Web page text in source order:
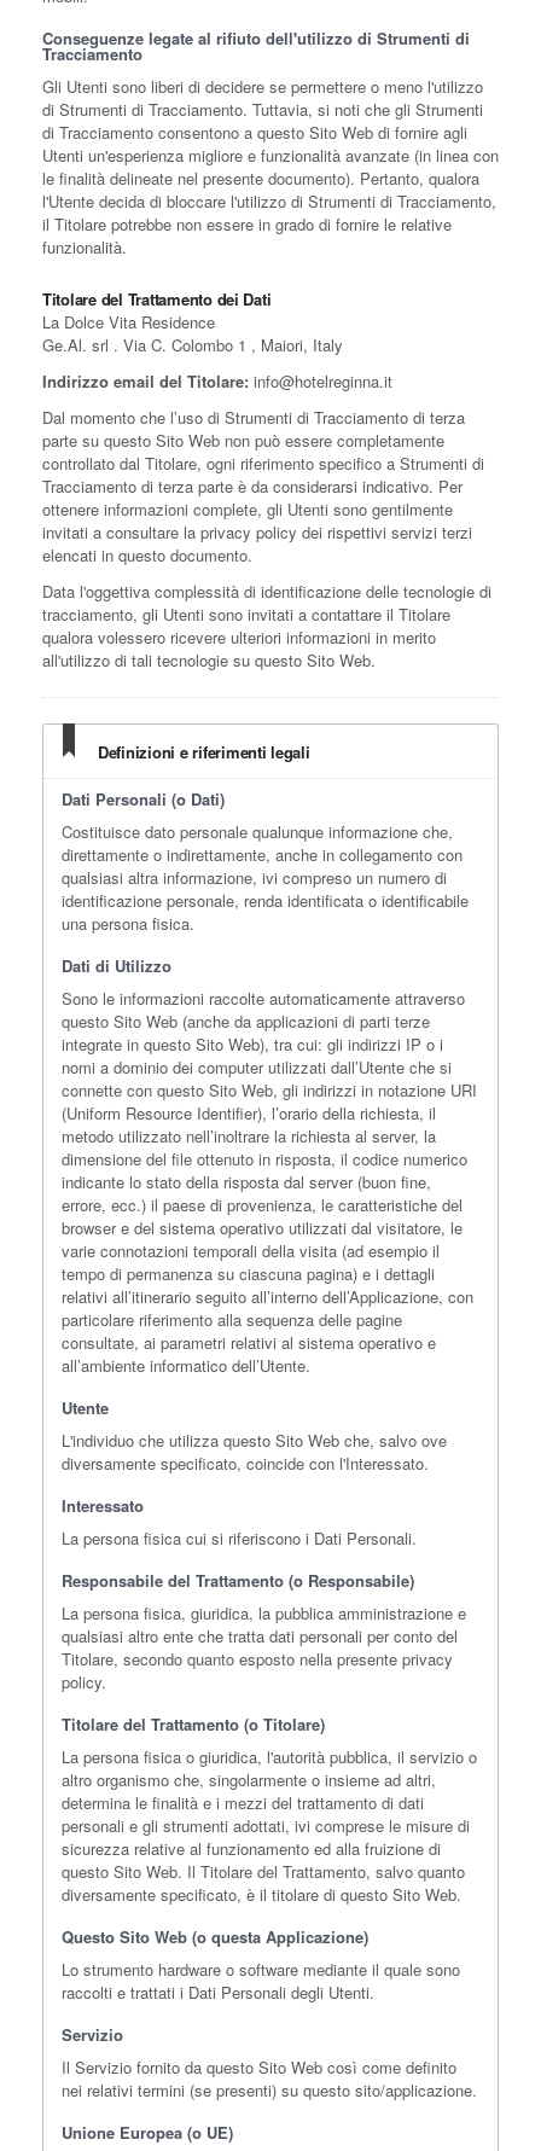
Conseguenze legate al rifiuto dell'utilizzo di Strumenti di
Tracciamento
Gli Utenti sono liberi di decidere se permettere o meno l'utilizzo
di Strumenti di Tracciamento. Tuttavia, si noti che gli Strumenti
di Tracciamento consentono a questo Sito Web di fornire agli
Utenti un'esperienza migliore e funzionalità avanzate (in linea con
le finalità delineate nel presente documento). Pertanto, qualora
l'Utente decida di bloccare l'utilizzo di Strumenti di Tracciamento,
il Titolare potrebbe non essere in grado di fornire le relative
funzionalità.
Titolare del Trattamento dei Dati
La Dolce Vita Residence
Ge.Al. srl . Via C. Colombo 1 , Maiori, Italy
Indirizzo email del Titolare: info@hotelreginna.it
Dal momento che l’uso di Strumenti di Tracciamento di terza
parte su questo Sito Web non può essere completamente
controllato dal Titolare, ogni riferimento specifico a Strumenti di
Tracciamento di terza parte è da considerarsi indicativo. Per
ottenere informazioni complete, gli Utenti sono gentilmente
invitati a consultare la privacy policy dei rispettivi servizi terzi
elencati in questo documento.
Data l'oggettiva complessità di identificazione delle tecnologie di
tracciamento, gli Utenti sono invitati a contattare il Titolare
qualora volessero ricevere ulteriori informazioni in merito
all'utilizzo di tali tecnologie su questo Sito Web.
Definizioni e riferimenti legali
Dati Personali (o Dati)
Costituisce dato personale qualunque informazione che,
direttamente o indirettamente, anche in collegamento con
qualsiasi altra informazione, ivi compreso un numero di
identificazione personale, renda identificata o identificabile
una persona fisica.
Dati di Utilizzo
Sono le informazioni raccolte automaticamente attraverso
questo Sito Web (anche da applicazioni di parti terze
integrate in questo Sito Web), tra cui: gli indirizzi IP o i
nomi a dominio dei computer utilizzati dall’Utente che si
connette con questo Sito Web, gli indirizzi in notazione URI
(Uniform Resource Identifier), l’orario della richiesta, il
metodo utilizzato nell’inoltrare la richiesta al server, la
dimensione del file ottenuto in risposta, il codice numerico
indicante lo stato della risposta dal server (buon fine,
errore, ecc.) il paese di provenienza, le caratteristiche del
browser e del sistema operativo utilizzati dal visitatore, le
varie connotazioni temporali della visita (ad esempio il
tempo di permanenza su ciascuna pagina) e i dettagli
relativi all’itinerario seguito all’interno dell’Applicazione, con
particolare riferimento alla sequenza delle pagine
consultate, ai parametri relativi al sistema operativo e
all’ambiente informatico dell’Utente.
Utente
L'individuo che utilizza questo Sito Web che, salvo ove
diversamente specificato, coincide con l'Interessato.
Interessato
La persona fisica cui si riferiscono i Dati Personali.
Responsabile del Trattamento (o Responsabile)
La persona fisica, giuridica, la pubblica amministrazione e
qualsiasi altro ente che tratta dati personali per conto del
Titolare, secondo quanto esposto nella presente privacy
policy.
Titolare del Trattamento (o Titolare)
La persona fisica o giuridica, l'autorità pubblica, il servizio o
altro organismo che, singolarmente o insieme ad altri,
determina le finalità e i mezzi del trattamento di dati
personali e gli strumenti adottati, ivi comprese le misure di
sicurezza relative al funzionamento ed alla fruizione di
questo Sito Web. Il Titolare del Trattamento, salvo quanto
diversamente specificato, è il titolare di questo Sito Web.
Questo Sito Web (o questa Applicazione)
Lo strumento hardware o software mediante il quale sono
raccolti e trattati i Dati Personali degli Utenti.
Servizio
Il Servizio fornito da questo Sito Web così come definito
nei relativi termini (se presenti) su questo sito/applicazione.
Unione Europea (o UE)